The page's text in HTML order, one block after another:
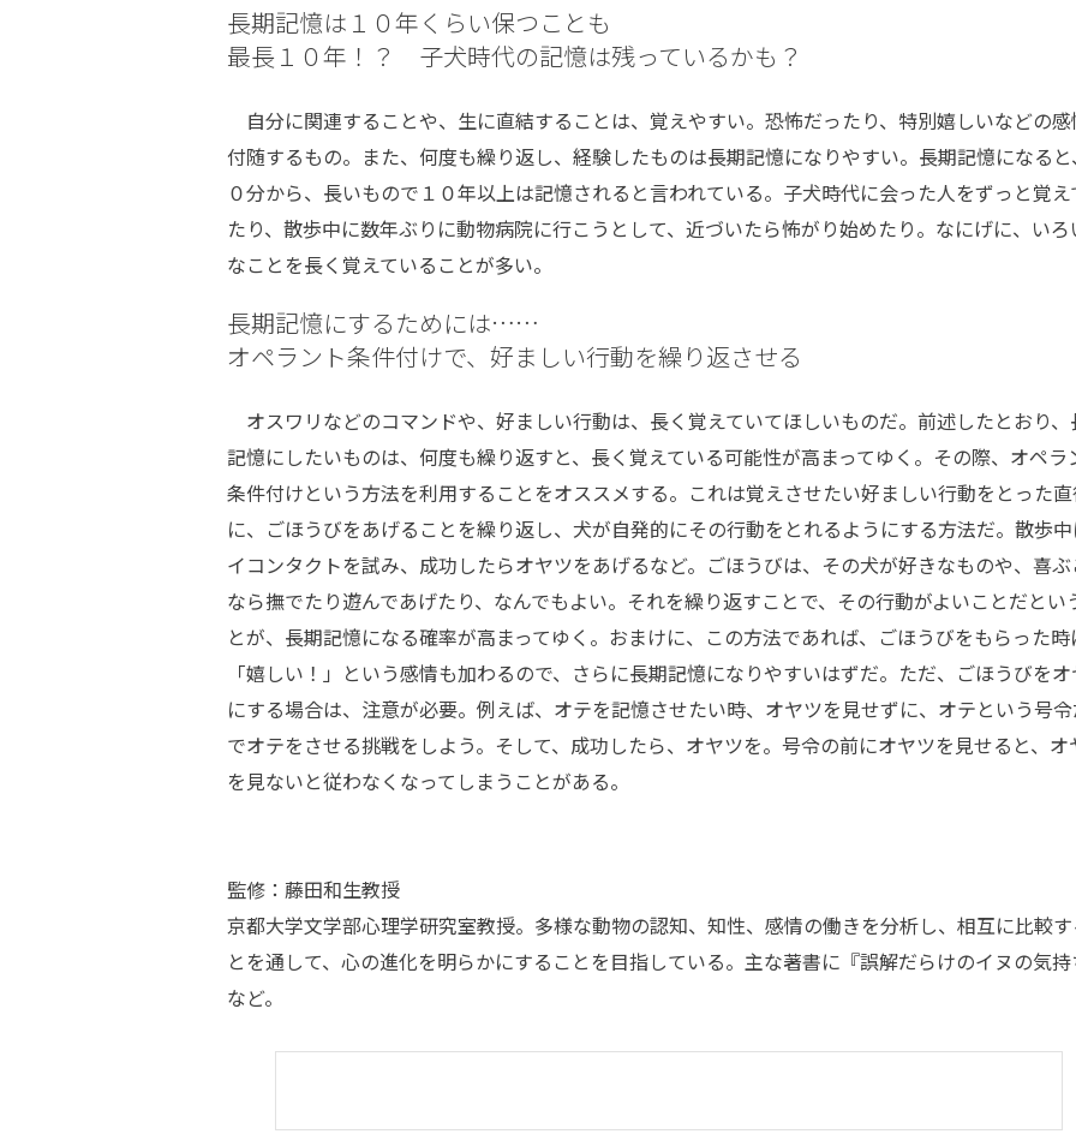
長期記憶は１０年くらい保つことも
最長１０年！？ 子犬時代の記憶は残っているかも？
自分に関連することや、生に直結することは、覚えやすい。恐怖だったり、特別嬉しいなどの感
付随するもの。また、何度も繰り返し、経験したものは長期記憶になりやすい。長期記憶になると
０分から、長いもので１０年以上は記憶されると言われている。子犬時代に会った人をずっと覚え
たり、散歩中に数年ぶりに動物病院に行こうとして、近づいたら怖がり始めたり。なにげに、いろ
なことを長く覚えていることが多い。
長期記憶にするためには……
オペラント条件付けで、好ましい行動を繰り返させる
オスワリなどのコマンドや、好ましい行動は、長く覚えていてほしいものだ。前述したとおり、
記憶にしたいものは、何度も繰り返すと、長く覚えている可能性が高まってゆく。その際、オペラ
条件付けという方法を利用することをオススメする。これは覚えさせたい好ましい行動をとった
に、ごほうびをあげることを繰り返し、犬が自発的にその行動をとれるようにする方法だ。散歩
イコンタクトを試み、成功したらオヤツをあげるなど。ごほうびは、その犬が好きなものや、喜ぶ
なら撫でたり遊んであげたり、なんでもよい。それを繰り返すことで、その行動がよいことだとい
とが、長期記憶になる確率が高まってゆく。おまけに、この方法であれば、ごほうびをもらった時
「嬉しい！」という感情も加わるので、さらに長期記憶になりやすいはずだ。ただ、ごほうびを
にする場合は、注意が必要。例えば、オテを記憶させたい時、オヤツを見せずに、オテという号
でオテをさせる挑戦をしよう。そして、成功したら、オヤツを。号令の前にオヤツを見せると、オ
を見ないと従わなくなってしまうことがある。
監修：藤田和生教授
京都大学文学部心理学研究室教授。多様な動物の認知、知性、感情の働きを分析し、相互に比較す
とを通して、心の進化を明らかにすることを目指している。主な著書に『誤解だらけのイヌの気持
など。